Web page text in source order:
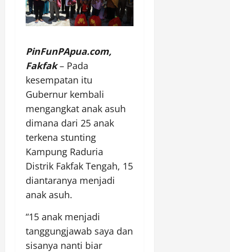
PinFunPApua.com,
Fakfak – Pada
kesempatan itu
Gubernur kembali
mengangkat anak asuh
dimana dari 25 anak
terkena stunting
Kampung Raduria
Distrik Fakfak Tengah, 15
diantaranya menjadi
anak asuh.
“15 anak menjadi
tanggungjawab saya dan
sisanya nanti biar